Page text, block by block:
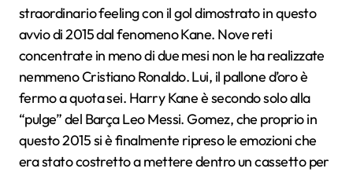
straordinario feeling con il gol dimostrato in questo
avvio di 2015 dal fenomeno Kane. Nove reti
concentrate in meno di due mesi non le ha realizzate
nemmeno Cristiano Ronaldo. Lui, il pallone d’oro è
fermo a quota sei. Harry Kane è secondo solo alla
“pulge” del Barça Leo Messi. Gomez, che proprio in
questo 2015 si è finalmente ripreso le emozioni che
era stato costretto a mettere dentro un cassetto per